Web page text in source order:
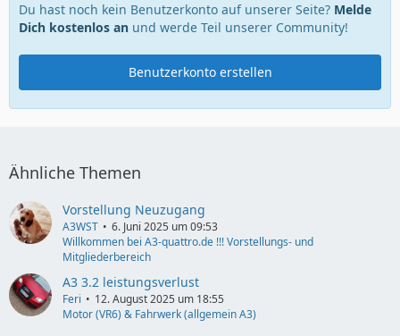
Du hast noch kein Benutzerkonto auf unserer Seite? Melde
Dich kostenlos an und werde Teil unserer Community!
Benutzerkonto erstellen
Ähnliche Themen
Vorstellung Neuzugang
A3WST
6. Juni 2025 um 09:53
Willkommen bei A3-quattro.de !!! Vorstellungs- und
Mitgliederbereich
A3 3.2 leistungsverlust
Feri
12. August 2025 um 18:55
Motor (VR6) & Fahrwerk (allgemein A3)